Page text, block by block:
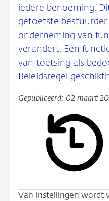
iedere benoeming.
getoetste
onderneming van
verandert. Een
van toetsing als
Beleidsregel
Gepubliceerd: 02 maart
Van instellingen wordt